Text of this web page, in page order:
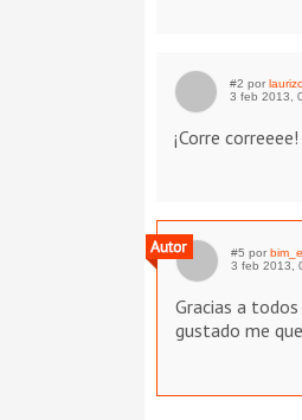
#2 por
3 feb 2013,
¡Corre correeee!
#5 por
3 feb 2013,
Gracias a
gustado me